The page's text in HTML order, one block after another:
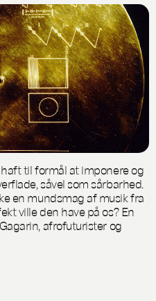
til formål at imponere og
såvel som sårbarhed.
en mundsmag af musik fra
ville den have på os? En
afrofuturister og